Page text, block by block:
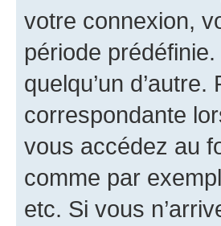
votre connexion,
période
quelqu’un
correspondante
vous accédez au
comme par
etc. Si vous